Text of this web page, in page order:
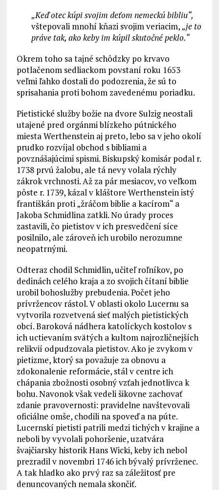
„Keď otec kúpi svojim deťom nemeckú bibliu“,
vštepovali mnohí kňazi svojim veriacim,„je to
práve tak, ako keby im kúpil skutočné peklo.“
Okrem toho sa tajné schôdzky po krvavo
potlačenom sedliackom povstaní roku 1653
veľmi ľahko dostali do podozrenia, že sú to
sprisahania proti bohom zavedenému poriadku.
Pietistické služby božie na dvore Sulzig neostali
utajené pred orgánmi blízkeho pútnického
miesta Werthenstein aj preto, lebo sa v jeho okolí
prudko rozvíjal obchod s bibliami a
povznášajúcimi spismi. Biskupský komisár podal r.
1738 prvú žalobu, ale tá nevy volala rýchly
zákrok vrchnosti. Až za pár mesiacov, vo veľkom
pôste r. 1739, kázal v kláštore Werthenstein istý
františkán proti „žráčom biblie a kacírom“ a
Jakoba Schmidlina zatkli. No úrady proces
zastavili, čo pietistov v ich presvedčení síce
posilnilo, ale zároveň ich urobilo nerozumne
neopatrnými.
Odteraz chodil Schmidlin, učiteľ roľníkov, po
dedinách celého kraja a zo svojich čítaní biblie
urobil bohoslužby prebudenia. Počet jeho
prívržencov rástol. V oblasti okolo Lucernu sa
vytvorila rozvetvená sieť malých pietistických
obcí. Baroková nádhera katolíckych kostolov s
ich uctievaním svätých a kultom najrozličnejších
relikvií odpudzovala pietistov. Ako je zvykom v
pietizme, ktorý sa považuje za obnovu a
zdokonalenie reformácie, stál v centre ich
chápania zbožnosti osobný vzťah jednotlivca k
bohu. Navonok však vedeli šikovne zachovať
zdanie pravovernosti: pravidelne navštevovali
oficiálne omše, chodili na spoveď a na púte.
Lucernskí pietisti patrili medzi tichých v krajine a
neboli by vyvolali pohoršenie, uzatvára
švajčiarsky historik Hans Wicki, keby ich nebol
prezradil v novembri 1746 ich bývalý prívrženec.
A tak hladko ako prvý raz sa záležitosť pre
denuncovaných nemala skončiť.